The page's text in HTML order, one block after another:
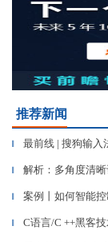
推荐新闻
▎ 最前线 | 搜狗输入
▎ 解析：多角度清晰
▎ 案例丨如何智能
▎ C语言/C ++黑客